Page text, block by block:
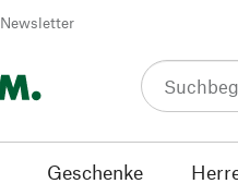
Newsletter
Geschenke